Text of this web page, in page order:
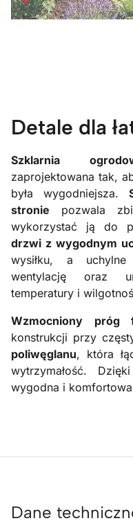
Detale dla
Szklarnia
zaprojektowana tak,
była wygodniejsza.
stronie pozwala
wykorzystać ją do
drzwi z wygodnym
wysiłku, a
wentylację oraz
temperatury i
Wzmocniony próg
konstrukcji przy
poliwęglanu, która
wytrzymałość.
wygodna i
Dane